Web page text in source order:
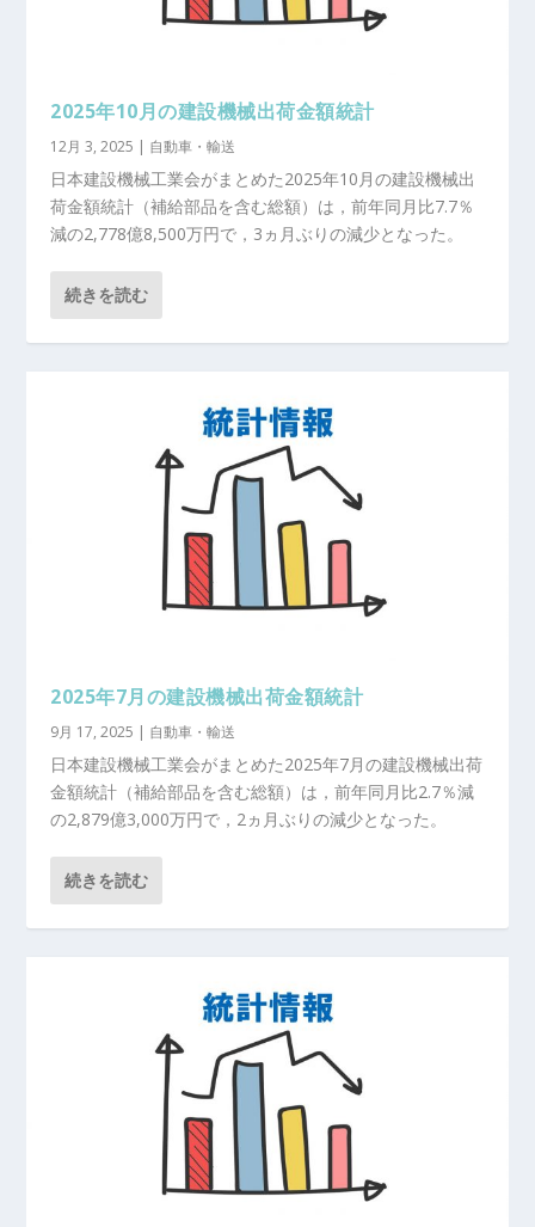
2025年10月の建設機械出荷金額統計
12月 3, 2025 | 自動車・輸送
日本建設機械工業会がまとめた2025年10月の建設機械出
荷金額統計（補給部品を含む総額）は，前年同月比7.7％
減の2,778億8,500万円で，3ヵ月ぶりの減少となった。
続きを読む
2025年7月の建設機械出荷金額統計
9月 17, 2025 | 自動車・輸送
日本建設機械工業会がまとめた2025年7月の建設機械出荷
金額統計（補給部品を含む総額）は，前年同月比2.7％減
の2,879億3,000万円で，2ヵ月ぶりの減少となった。
続きを読む